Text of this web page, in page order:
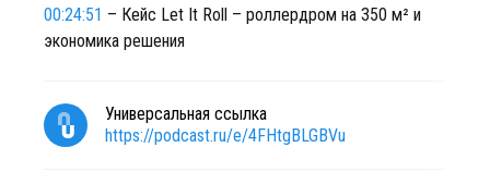
00:24:51 – Кейс Let It Roll – роллердром на 350 м² и
экономика решения
Универсальная ссылка
https://podcast.ru/e/4FHtgBLGBVu